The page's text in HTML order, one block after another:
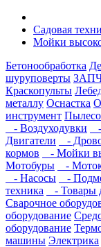
Садовая
Мойки
Бетонообработка
шуруповерты
Краскопульты
металлу Оснастка
инструмент
- Воздуходувки
-
Двигатели
-
кормов
- Мойки
Мотобуры
-
- Насосы
-
техника
- Товары
Сварочное
оборудование
оборудование
машины Электрика